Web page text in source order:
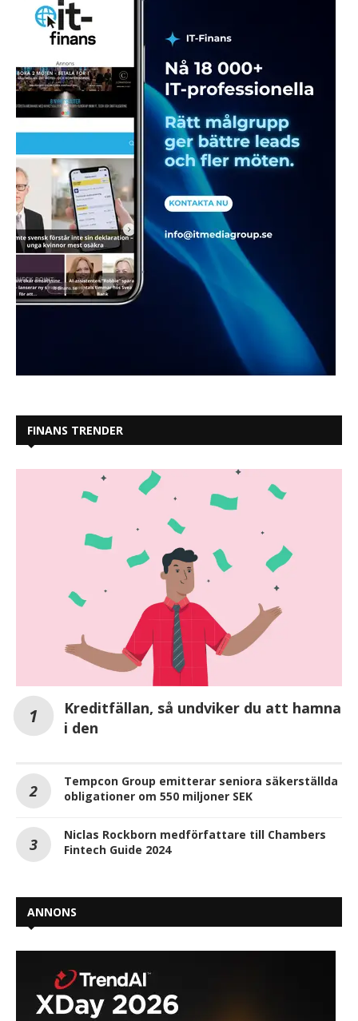
FINANS TRENDER
Kreditfällan, så undviker du att hamna
i den
Tempcon Group emitterar seniora säkerställda
obligationer om 550 miljoner SEK
Niclas Rockborn medförfattare till Chambers
Fintech Guide 2024
ANNONS